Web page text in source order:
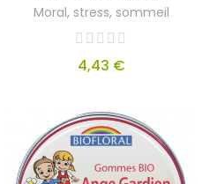
Moral, stress, sommeil
4,43 €